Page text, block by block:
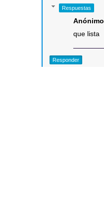
Respuestas
Anónimo
que lista
Responder